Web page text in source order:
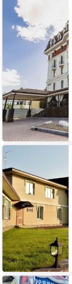
Отель
Пале
Рояль
Мини-
отель
Евразия
Гостиница